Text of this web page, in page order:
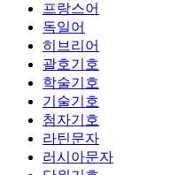
프랑스어
독일어
히브리어
괄호기호
학술기호
기술기호
첨자기호
라틴문자
러시아문자